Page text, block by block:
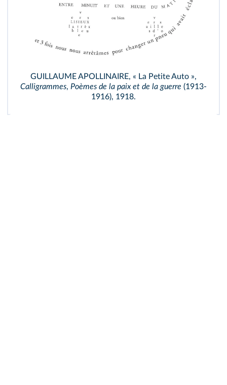
GUILLAUME APOLLINAIRE, « La Petite Auto »,
Calligrammes, Poèmes de la paix et de la guerre (1913-
1916), 1918.